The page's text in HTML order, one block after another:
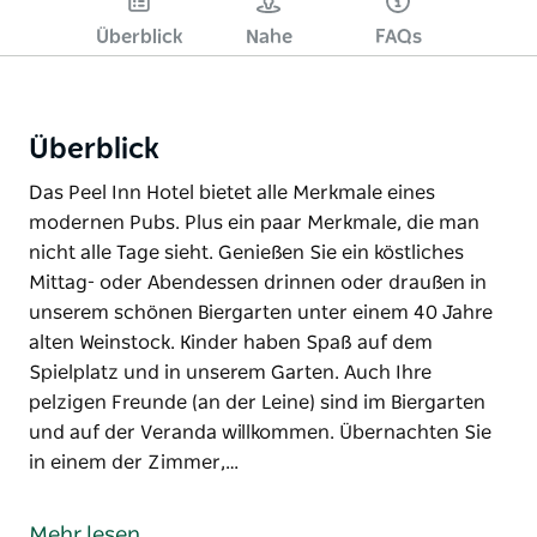
Überblick Nahe FAQs
Überblick
Das Peel Inn Hotel bietet alle Merkmale eines
modernen Pubs. Plus ein paar Merkmale, die man
nicht alle Tage sieht. Genießen Sie ein köstliches
Mittag- oder Abendessen drinnen oder draußen in
unserem schönen Biergarten unter einem 40 Jahre
alten Weinstock. Kinder haben Spaß auf dem
Spielplatz und in unserem Garten. Auch Ihre
pelzigen Freunde (an der Leine) sind im Biergarten
und auf der Veranda willkommen. Übernachten Sie
in einem der Zimmer,…
modernen Pubs. Plus ein paar Merkmale, die man